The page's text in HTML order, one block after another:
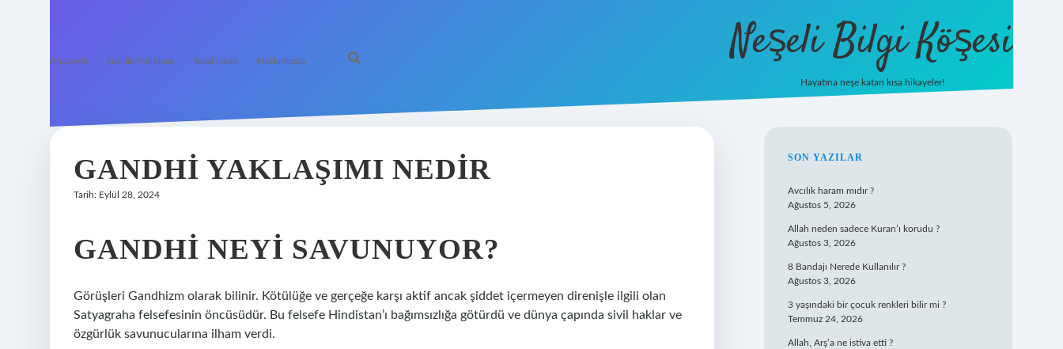
Anasayfa Gizlilik Politikası Yasal Uyarı Hakkımızda Neşeli Bilgi Köşesi
Hayatına neşe katan kısa hikayeler!
GANDHI YAKLAŞIMI NEDIR
Tarih: Eylül 28, 2024
GANDHI NEYI SAVUNUYOR?
Görüşleri Gandhizm olarak bilinir. Kötülüğe ve gerçeğe karşı aktif ancak şiddet içermeyen direnişle ilgili olan
Satyagraha felsefesinin öncüsüdür. Bu felsefe Hindistan’ı bağımsızlığa götürdü ve dünya çapında sivil haklar ve
özgürlük savunucularına ilham verdi.
SIDEBAR
SON YAZILAR
Avcılık haram mıdır ?
Ağustos 5, 2026
Allah neden sadece Kuran’ı korudu ?
Ağustos 3, 2026
8 Bandajı Nerede Kullanılır ?
Ağustos 3, 2026
3 yaşındaki bir çocuk renkleri bilir mi ?
Temmuz 24, 2026
Allah, Arş’a ne istiva etti ?